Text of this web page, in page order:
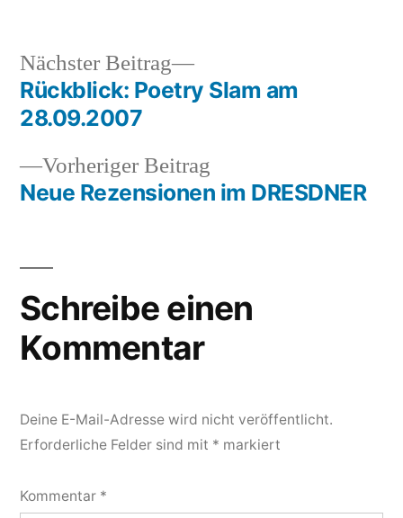
Beitragsnavigation
Vorheriger Beitrag
Beitrag:
Neue Rezensionen im DRESDNER
Nächster Beitrag
Nächster
Beitrag:
Rückblick: Poetry Slam am
28.09.2007
Schreibe einen
Kommentar
Deine E-Mail-Adresse wird nicht veröffentlicht.
Erforderliche Felder sind mit * markiert
Kommentar *